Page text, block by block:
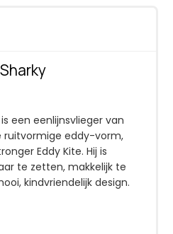
een eenlijnsvlieger van
ruitvormige eddy-vorm,
Eddy Kite. Hij is
te zetten, makkelijk te
kindvriendelijk design.